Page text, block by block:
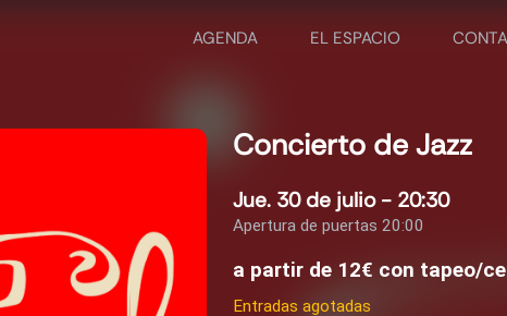
AGENDA EL ESPACIO
Concierto de Jazz
Jue. 30 de julio - 20:30
Apertura de puertas 20:00
a partir de 12€ con tapeo/
Entradas agotadas